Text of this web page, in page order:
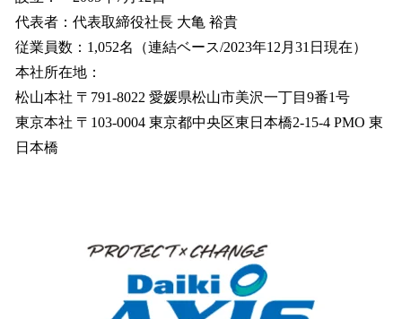
代表者：代表取締役社長 大亀 裕貴
従業員数：1,052名（連結ベース/2023年12月31日現在）
本社所在地：
松山本社 〒791-8022 愛媛県松山市美沢一丁目9番1号
東京本社 〒103-0004 東京都中央区東日本橋2-15-4 PMO 東
日本橋